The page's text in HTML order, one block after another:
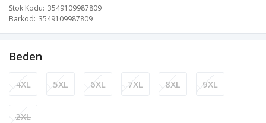
Stok Kodu 3549109987809
Barkod 3549109987809
Beden
4XL 5XL 6XL 7XL 8XL 9XL
2XL